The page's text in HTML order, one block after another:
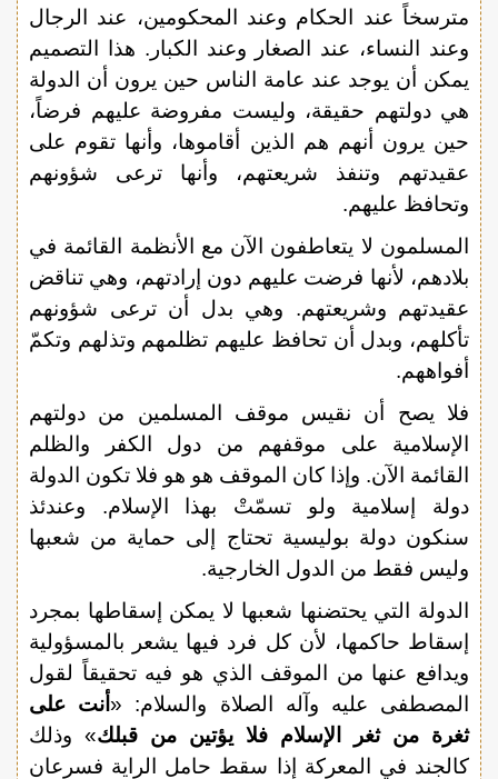
مترسخاً عند الحكام وعند المحكومين، عند الرجال
وعند النساء، عند الصغار وعند الكبار. هذا التصميم
يمكن أن يوجد عند عامة الناس حين يرون أن الدولة
هي دولتهم حقيقة، وليست مفروضة عليهم فرضاً،
حين يرون أنهم هم الذين أقاموها، وأنها تقوم على
عقيدتهم وتنفذ شريعتهم، وأنها ترعى شؤونهم
وتحافظ عليهم.
المسلمون لا يتعاطفون الآن مع الأنظمة القائمة في
بلادهم، لأنها فرضت عليهم دون إرادتهم، وهي تناقض
عقيدتهم وشريعتهم. وهي بدل أن ترعى شؤونهم
تأكلهم، وبدل أن تحافظ عليهم تظلمهم وتذلهم وتكمّ
أفواههم.
فلا يصح أن نقيس موقف المسلمين من دولتهم
الإسلامية على موقفهم من دول الكفر والظلم
القائمة الآن. وإذا كان الموقف هو هو فلا تكون الدولة
دولة إسلامية ولو تسمّتْ بهذا الإسلام. وعندئذ
سنكون دولة بوليسية تحتاج إلى حماية من شعبها
وليس فقط من الدول الخارجية.
الدولة التي يحتضنها شعبها لا يمكن إسقاطها بمجرد
إسقاط حاكمها، لأن كل فرد فيها يشعر بالمسؤولية
ويدافع عنها من الموقف الذي هو فيه تحقيقاً لقول
المصطفى عليه وآله الصلاة والسلام: «أنت على
ثغرة من ثغر الإسلام فلا يؤتين من قبلك» وذلك
كالجند في المعركة إذا سقط حامل الراية فسرعان